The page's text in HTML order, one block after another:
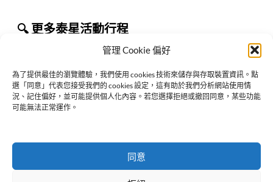
管理 Cookie 偏好
為了提供最佳的瀏覽體驗，我們使用 cookies 技術來儲存與存取裝置資訊。點
選「同意」代表您接受我們的 cookies 設定，這有助於我們分析網站使用情
況、記住偏好，並可能提供個人化內容。若您選擇拒絕或撤回同意，某些功能
可能無法正常運作。
同意
🔍 更多泰星活動行程
ThaiStarX 追泰星活動整理頁面
Previous:
EmiBonnie、AouBoom、AlmondProgress、《Boys in
Love》2025 越南粉絲見面會｜GMMTV FANDAY 26